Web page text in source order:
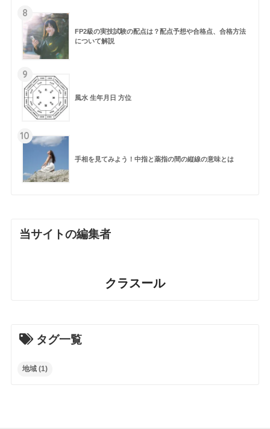
8
FP2級の実技試験の配点は？配点予想や合格点、合格方法
について解説
9
風水 生年月日 方位
10
手相を見てみよう！中指と薬指の間の縦線の意味とは
当サイトの編集者
クラスール
タグ一覧
地域(1)